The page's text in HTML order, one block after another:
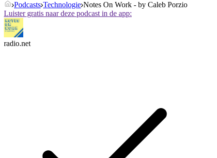
Podcasts Technologie Notes On Work - by Caleb Porzio
Luister gratis naar deze podcast in de app:
radio.net